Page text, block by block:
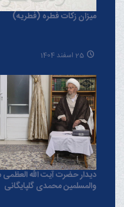
میزان زکات فطره (فطریه)
25 اسفند 1404
دیدار حضرت آیت الله
والمسلمین محمدی گلپایگانی